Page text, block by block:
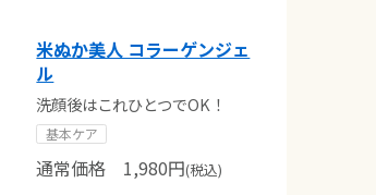
米ぬか美人 コラーゲンジェ
ル
洗顔後はこれひとつでOK！
基本ケア
通常価格 1,980円(税込)